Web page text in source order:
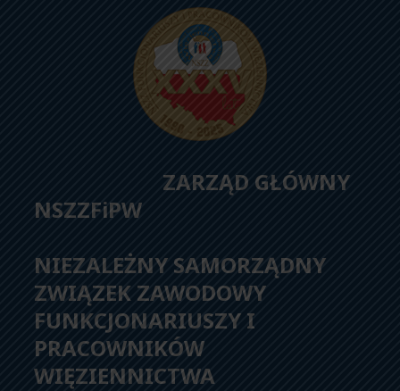
ZARZĄD GŁÓWNY
NSZZFiPW
NIEZALEŻNY SAMORZĄDNY
ZWIĄZEK ZAWODOWY
FUNKCJONARIUSZY I
PRACOWNIKÓW
WIĘZIENNICTWA